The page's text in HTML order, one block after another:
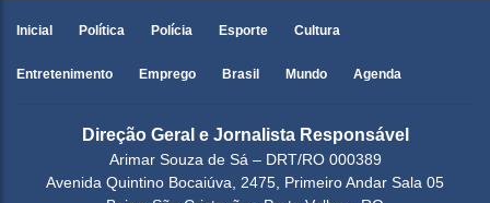
Inicial Política Polícia Esporte Cultura
Entretenimento Emprego Brasil Mundo Agenda
Direção Geral e Jornalista Responsável
Arimar Souza de Sá – DRT/RO 000389
Avenida Quintino Bocaiúva, 2475, Primeiro Andar Sala 05